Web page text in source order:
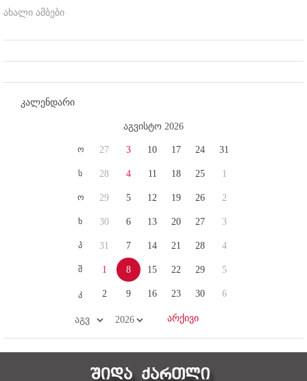
ახალი ამბები
კალენდარი
აგვისტო 2026
ო
ს
ო
ხ
პ
შ
კ
27
28
29
30
31
1
2
3
4
5
6
7
8
9
10
11
12
13
14
15
16
17
18
19
20
21
22
23
24
25
26
27
28
29
30
31
1
2
3
4
5
6